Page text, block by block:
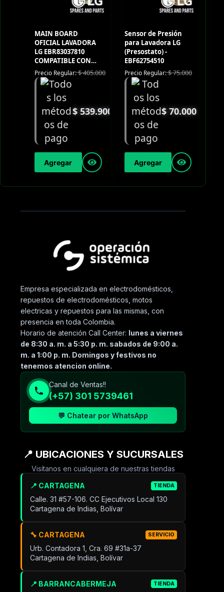
MAIN BOARD
OFICIAL LAVADORA
LG EBR83037810
COMPATIBLE CON
WT17DSB
Precio Regular:$405.000
$539.900
Agregar
Sensor de Presión
para Lavadora LG
(Presostato) -
EBF62754510
Precio Regular:$75.000
$70.000
Agregar
Empresa especializada en electrodomésticos,
repuestos de electrodomésticos, motos
electricas y repuestos para las mismas, con
presencia en toda Colombia.
Horario de atención Call Center: lunes a viernes
de 8:30 a. m. a 5:30 p. m. sabados de 9:00 a.
m. a 1:00 p. m. Domingos y festivos no
tenemos atencion online.
Canal de Ventas!!
(+57) 301 5739461
💬 Chatear por WhatsApp
📍 UBICACIONES Y SUCURSALES
Visítanos en cualquiera de nuestras tiendas
📍 CARTAGENA TIENDA
Calle. 31 #57-106. CC Ejecutivos Local 130
Cartagena de Indias, Bolívar
🔧 CARTAGENA SERVICIO
Urb. Contadora 1, Cra. 69 #31a-37
Cartagena de Indias, Bolívar
📍 BARRANCABERMEJA TIENDA